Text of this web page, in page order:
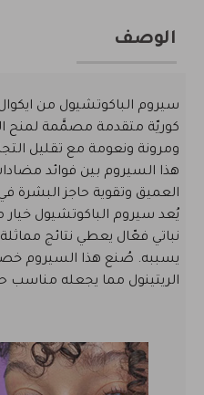
الوصف
سيروم الباكوتشيول من ايكوال
كوريّة متقدمة مصمَّمة لمنح
ومرونة ونعومة مع تقليل
هذا السيروم بين فوائد
العميق وتقوية حاجز البشرة
يُعد سيروم الباكوتشيول خيار
نباتي فعّال يعطي نتائج
يسببه. صُنع هذا السيروم
الريتينول مما يجعله